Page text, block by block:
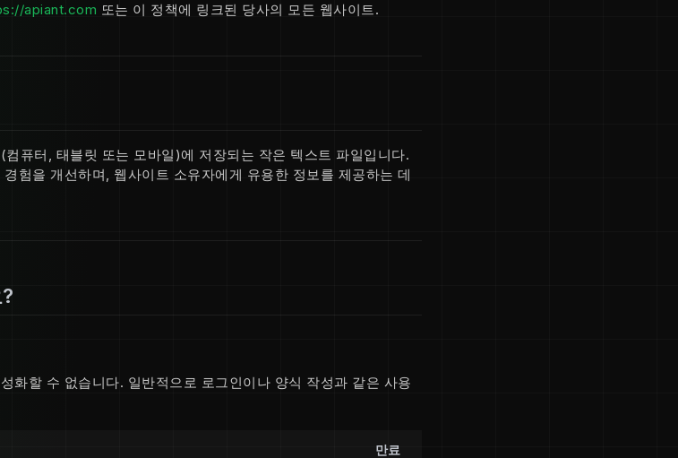
apiant.com 또는 이 정책에 링크된 당사의 모든 웹사이트.
퓨터, 태블릿 또는 모바일)에 저장되는 작은 텍스트 파일입니다.
험을 개선하며, 웹사이트 소유자에게 유용한 정보를 제공하는 데
화할 수 없습니다. 일반적으로 로그인이나 양식 작성과 같은 사용
만료